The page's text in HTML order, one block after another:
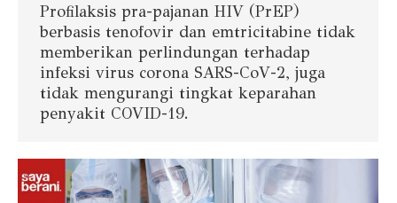
Profilaksis pra-pajanan HIV (PrEP)
berbasis tenofovir dan emtricitabine tidak
memberikan perlindungan terhadap
infeksi virus corona SARS-CoV-2, juga
tidak mengurangi tingkat keparahan
penyakit COVID-19.